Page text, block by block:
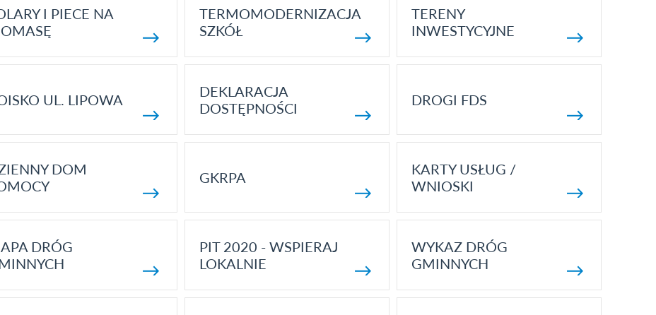
I PIECE NA
TERMOMODERNIZACJA
SZKÓŁ
TERENY
INWESTYCYJNE
UL. LIPOWA
DEKLARACJA
DOSTĘPNOŚCI
DROGI FDS
DOM
GKRPA
KARTY USŁUG /
WNIOSKI
DRÓG
PIT 2020 - WSPIERAJ
LOKALNIE
WYKAZ DRÓG
GMINNYCH